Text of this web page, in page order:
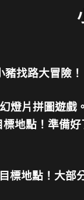
找路大冒險！
燈片拼圖遊戲
地點！準備好
標地點！大部